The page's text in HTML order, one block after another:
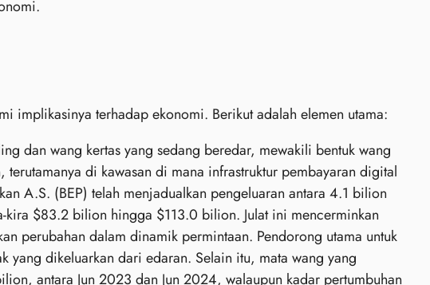
implikasinya terhadap ekonomi. Berikut adalah elemen utama:
dan wang kertas yang sedang beredar, mewakili bentuk wang
di kawasan di mana infrastruktur pembayaran digital
A.S. (BEP) telah menjadualkan pengeluaran antara 4.1 bilion
$83.2 bilion hingga $113.0 bilion. Julat ini mencerminkan
perubahan dalam dinamik permintaan. Pendorong utama untuk
yang dikeluarkan dari edaran. Selain itu, mata wang yang
antara Jun 2023 dan Jun 2024, walaupun kadar pertumbuhan